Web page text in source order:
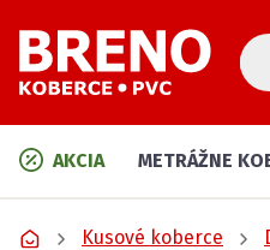
AKCIA METRÁŽNE
Kusové koberce